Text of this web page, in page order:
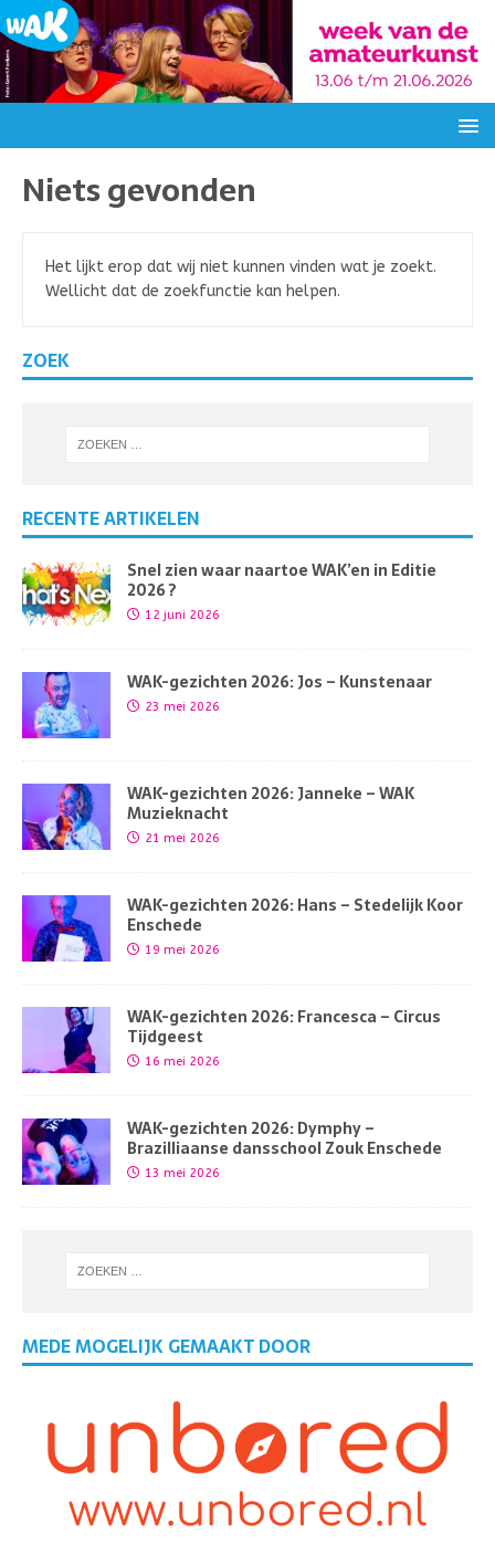
Niets gevonden
Het lijkt erop dat wij niet kunnen vinden wat je zoekt.
Wellicht dat de zoekfunctie kan helpen.
ZOEK
RECENTE ARTIKELEN
Snel zien waar naartoe WAK’en in Editie
2026 ?
12 juni 2026
WAK-gezichten 2026: Jos – Kunstenaar
23 mei 2026
WAK-gezichten 2026: Janneke – WAK
Muzieknacht
21 mei 2026
WAK-gezichten 2026: Hans – Stedelijk Koor
Enschede
19 mei 2026
WAK-gezichten 2026: Francesca – Circus
Tijdgeest
16 mei 2026
WAK-gezichten 2026: Dymphy –
Brazilliaanse dansschool Zouk Enschede
13 mei 2026
MEDE MOGELIJK GEMAAKT DOOR